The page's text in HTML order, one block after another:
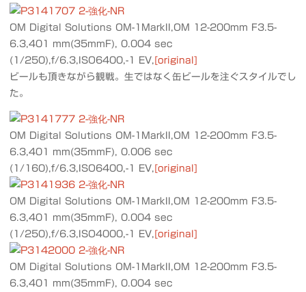
OM Digital Solutions OM-1MarkII,OM 12-200mm F3.5-
6.3,401 mm(35mmF), 0.004 sec
(1/250),f/6.3,ISO6400,-1 EV, [original]
ビールも頂きながら観戦。生ではなく缶ビールを注ぐスタイルでし
た。
OM Digital Solutions OM-1MarkII,OM 12-200mm F3.5-
6.3,401 mm(35mmF), 0.006 sec
(1/160),f/6.3,ISO6400,-1 EV, [original]
OM Digital Solutions OM-1MarkII,OM 12-200mm F3.5-
6.3,401 mm(35mmF), 0.004 sec
(1/250),f/6.3,ISO4000,-1 EV, [original]
OM Digital Solutions OM-1MarkII,OM 12-200mm F3.5-
6.3,401 mm(35mmF), 0.004 sec